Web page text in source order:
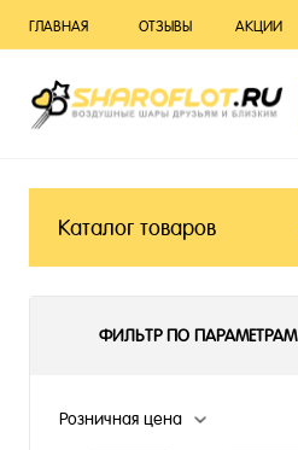
ГЛАВНАЯ ОТЗЫВЫ АКЦИИ
Каталог товаров
ФИЛЬТР ПО ПАРАМЕТРАМ
Розничная цена